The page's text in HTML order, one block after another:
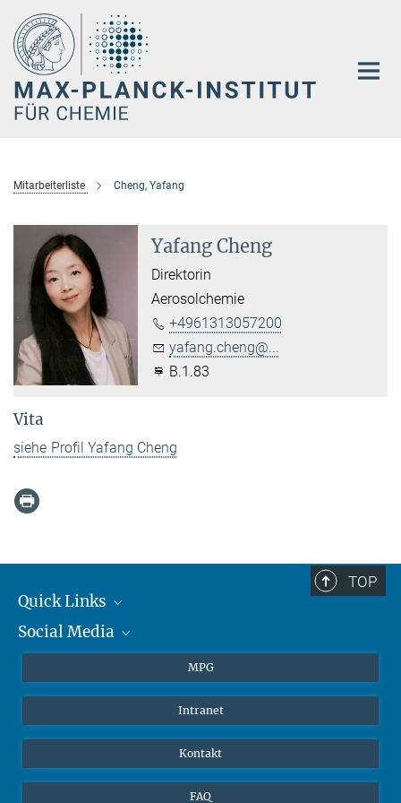
Hauptinhalt
Mitarbeiterliste Cheng, Yafang
Yafang Cheng
Direktorin
Aerosolchemie
+4961313057200
yafang.cheng@...
B.1.83
Vita
siehe Profil Yafang Cheng
TOP
Quick Links
Journalisten
Social Media
Instagram
YouTube
MPG
Intranet
Kontakt
FAQ